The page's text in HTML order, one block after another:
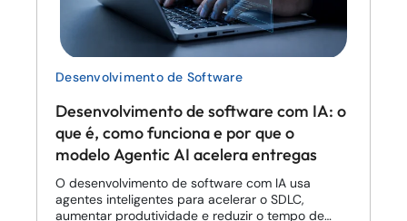
Desenvolvimento de Software
Desenvolvimento de software com IA: o
que é, como funciona e por que o
modelo Agentic AI acelera entregas
O desenvolvimento de software com IA usa
agentes inteligentes para acelerar o SDLC,
aumentar produtividade e reduzir o tempo de